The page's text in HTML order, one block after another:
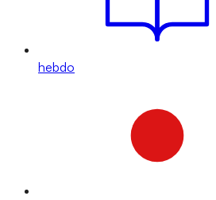
hebdo